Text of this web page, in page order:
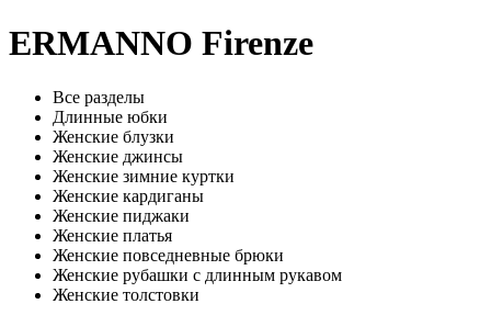
ERMANNO Firenze
Все разделы
Длинные юбки
Женские блузки
Женские джинсы
Женские зимние куртки
Женские кардиганы
Женские пиджаки
Женские платья
Женские повседневные брюки
Женские рубашки с длинным рукавом
Женские толстовки